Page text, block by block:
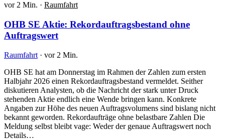
vor 2 Min. · Raumfahrt
OHB SE Aktie: Rekordauftragsbestand ohne
Auftragswert
Raumfahrt · vor 2 Min.
OHB SE hat am Donnerstag im Rahmen der Zahlen zum ersten
Halbjahr 2026 einen Rekordauftragsbestand vermeldet. Seither
diskutieren Analysten, ob die Nachricht der stark unter Druck
stehenden Aktie endlich eine Wende bringen kann. Konkrete
Angaben zur Höhe des neuen Auftragsvolumens sind bislang nicht
bekannt geworden. Rekordaufträge ohne belastbare Zahlen Die
Meldung selbst bleibt vage: Weder der genaue Auftragswert noch
Details…